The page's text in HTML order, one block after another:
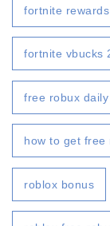
fortnite rewards
fortnite vbucks
free robux daily
how to get free
roblox bonus